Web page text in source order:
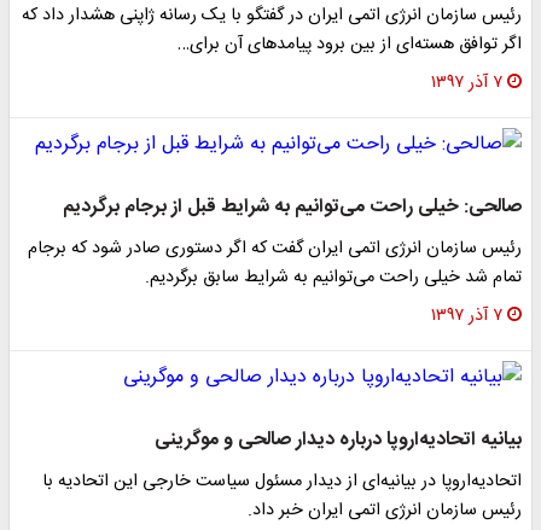
سازمان انرژی اتمی ایران در گفتگو با یک رسانه ژاپنی هشدار داد که
توافق هسته‌ای از بین برود پیامد‌های آن برای…
خیلی راحت می‌توانیم به شرایط قبل از برجام برگردیم
سازمان انرژی اتمی ایران گفت که اگر دستوری صادر شود که برجام
شد خیلی راحت می‌توانیم به شرایط سابق برگردیم.
اتحادیه‌اروپا درباره دیدار صالحی و موگرینی
در بیانیه‌ای از دیدار مسئول سیاست خارجی این اتحادیه با
سازمان انرژی اتمی ایران خبر داد.